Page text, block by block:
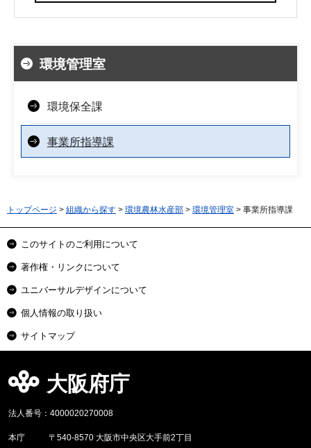
環境管理室
環境保全課
事業所指導課
トップページ > 組織から探す > 環境農林水産部 > 環境管理室 > 事業所指導課
このサイトのご利用について
著作権・リンクについて
ユニバーサルデザインについて
個人情報の取り扱い
サイトマップ
大阪府庁
法人番号：4000020270008
本庁 〒540-8570 大阪市中央区大手前2丁目